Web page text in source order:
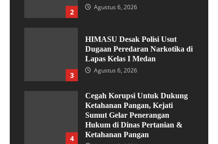
2
Agustus 6, 2026
3
HIMASU Desak Polisi Usut
Dugaan Peredaran Narkotika di
Lapas Kelas I Medan
Agustus 6, 2026
4
Cegah Korupsi Untuk Dukung
Ketahanan Pangan, Kejati
Sumut Gelar Penerangan
Hukum di Dinas Pertanian &
Ketahanan Pangan